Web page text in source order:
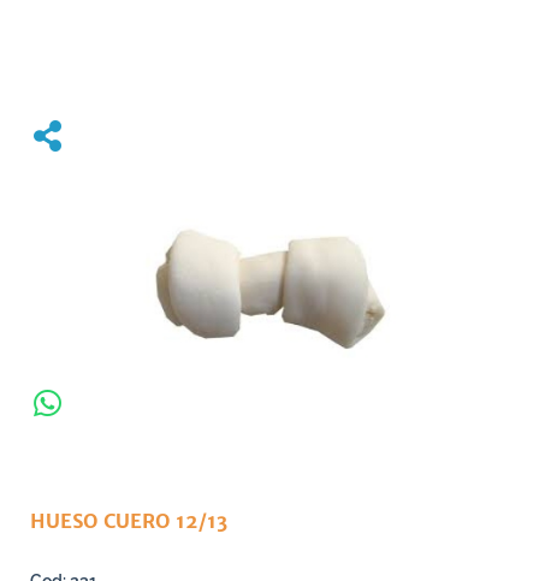
HUESO CUERO 12/13